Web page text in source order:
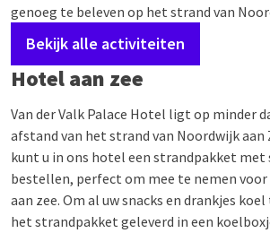
genoeg te beleven op het strand van
Bekijk alle activiteiten
Hotel aan zee
Van der Valk Palace Hotel ligt op minder
afstand van het strand van Noordwijk aan
kunt u in ons hotel een strandpakket met
bestellen, perfect om mee te nemen voor
aan zee. Om al uw snacks en drankjes
het strandpakket geleverd in een